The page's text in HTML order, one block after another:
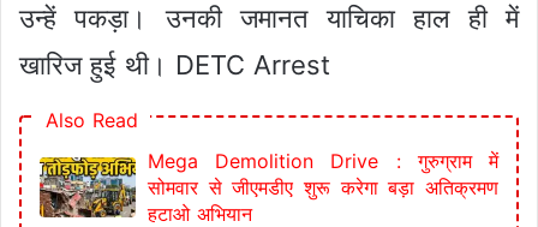
उन्हें पकड़ा। उनकी जमानत याचिका हाल ही में
खारिज हुई थी। DETC Arrest
Also Read
Mega Demolition Drive : गुरुग्राम में
सोमवार से जीएमडीए शुरू करेगा बड़ा अतिक्रमण
हटाओ अभियान